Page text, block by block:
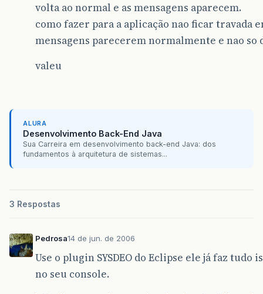
volta ao normal e as mensagens aparecem.
como fazer para a aplicação nao ficar travada
mensagens parecerem normalmente e nao so
valeu
ALURA
Desenvolvimento Back-End Java
Sua Carreira em desenvolvimento back-end Java: dos
fundamentos à arquitetura de sistemas...
3 Respostas
Pedrosa14 de jun. de 2006
Use o plugin SYSDEO do Eclipse ele já faz
no seu console.